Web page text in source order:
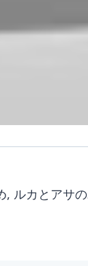
ルカとアサ